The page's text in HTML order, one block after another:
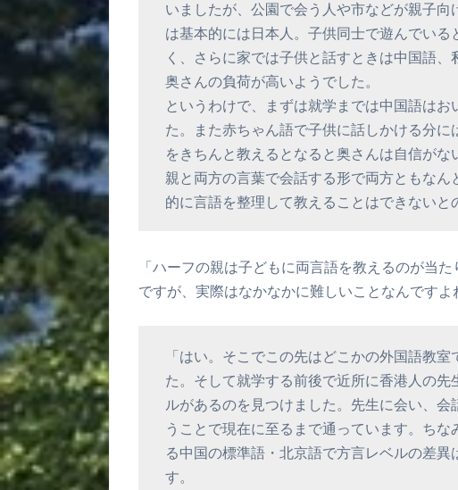
いましたが、公園で会う人や市などが親子向
は基本的には日本人。子供同士で遊んでい
く、さらに家では子供と話すときは中国語
奥さんの負荷が高いようでした。
というわけで、まずは就学までは中国語は
た。また赤ちゃん語で子供に話しかける分
をきちんと教えるとなると奥さんは自信が
親と両方の言葉で会話する形で両方ともな
的に言語を整理して教えることはできないと
「ハーフの親は子どもに両言語を教えるのが当
ですが、実際はなかなかに難しいことなんですよ
「はい。そこでこの先はどこかの外国語教室
た。そして就学する前後で近所に香港人の
ルがあるのを見つけました。先生に会い、
うことで現在に至るまで通っています。ち
る中国の標準語・北京語で方言レベルの差
す。